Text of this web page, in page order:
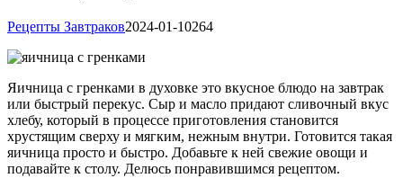
Рецепты Завтраков2024-01-10264
Яичница с гренками в духовке это вкусное блюдо на завтрак
или быстрый перекус. Сыр и масло придают сливочный вкус
хлебу, который в процессе приготовления становится
хрустящим сверху и мягким, нежным внутри. Готовится такая
яичница просто и быстро. Добавьте к ней свежие овощи и
подавайте к столу. Делюсь понравившимся рецептом.